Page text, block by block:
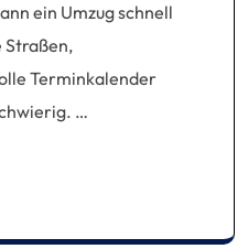
ein Umzug schnell
Straßen,
Terminkalender
…